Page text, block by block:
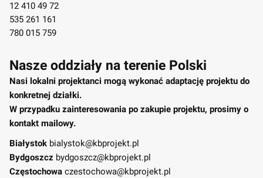
12 410 49 72
535 261 161
780 015 759
Nasze oddziały na terenie Polski
Nasi lokalni projektanci mogą wykonać adaptację projektu do
konkretnej działki.
W przypadku zainteresowania po zakupie projektu, prosimy o
kontakt mailowy.
Białystok bialystok@kbprojekt.pl
Bydgoszcz bydgoszcz@kbprojekt.pl
Częstochowa czestochowa@kbprojekt.pl